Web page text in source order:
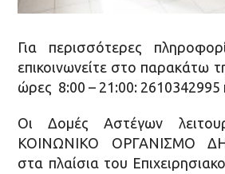
Για περισσότερες
επικοινωνείτε στο παρακάτω
ώρες 8:00 – 21:00: 2610342995
Οι Δομές Αστέγων
ΚΟΙΝΩΝΙΚΟ ΟΡΓΑΝΙΣΜΟ
στα πλαίσια του